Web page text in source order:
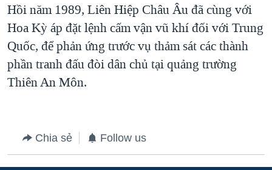
Hồi năm 1989, Liên Hiệp Châu Âu đã cùng với
Hoa Kỳ áp đặt lệnh cấm vận vũ khí đối với Trung
Quốc, để phản ứng trước vụ thảm sát các thành
phần tranh đấu đòi dân chủ tại quảng trường
Thiên An Môn.
Chia sẻ Follow us